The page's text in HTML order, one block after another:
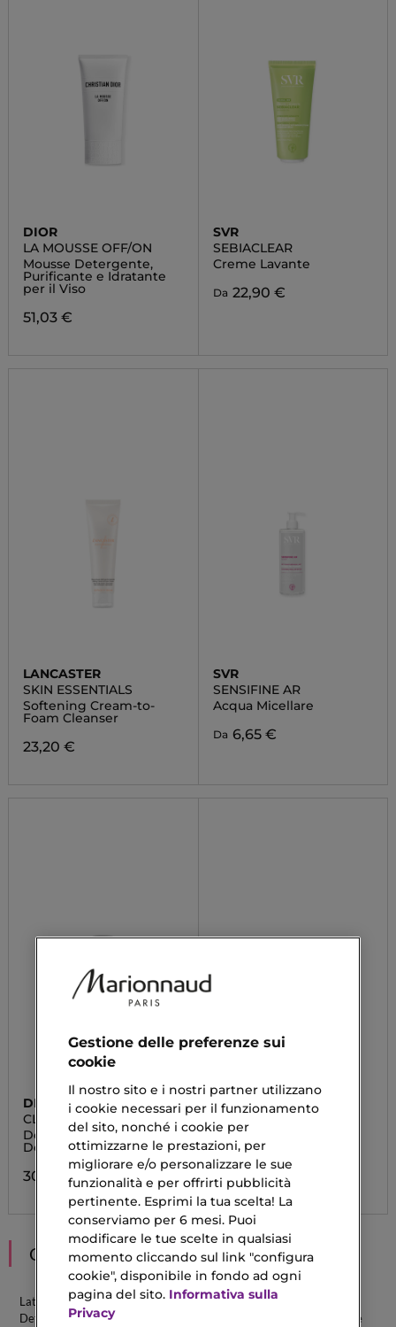
DIOR
LA MOUSSE OFF/ON
Mousse Detergente,
Purificante e Idratante
per il Viso
51,03 €
SVR
SEBIACLEAR
Creme Lavante
Da 22,90 €
LANCASTER
SKIN ESSENTIALS
Softening Cream-to-
Foam Cleanser
23,20 €
SVR
SENSIFINE AR
Acqua Micellare
Da 6,65 €
DR IRENA ERIS
CLEANOLOGY
Delicata Schiuma
Detergente Viso
30,00 €
BIOTHERM
AQUASOURCE
Hydra Barrier Cleanser
38,90 €
CONSIGLIATI PER TE
Latte
Detergente
Latte
Detergente
Doppia
Detergente
Gestione delle preferenze sui
cookie
Il nostro sito e i nostri partner utilizzano
i cookie necessari per il funzionamento
del sito, nonché i cookie per
ottimizzarne le prestazioni, per
migliorare e/o personalizzare le sue
funzionalità e per offrirti pubblicità
pertinente. Esprimi la tua scelta! La
conserviamo per 6 mesi. Puoi
modificare le tue scelte in qualsiasi
momento cliccando sul link "configura
cookie", disponibile in fondo ad ogni
pagina del sito. Informativa sulla
Privacy